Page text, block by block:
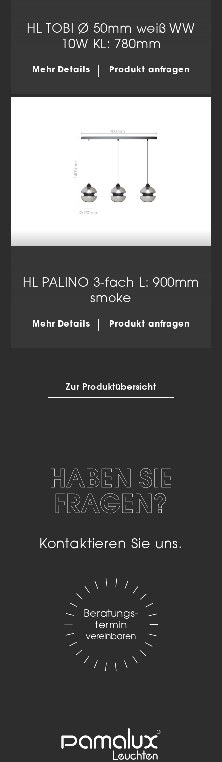
HL TOBI Ø 50mm weiß WW
10W KL: 780mm
Mehr Details Produkt anfragen
HL PALINO 3-fach L: 900mm
smoke
Mehr Details Produkt anfragen
Zur Produktübersicht
HABEN SIE
FRAGEN?
Kontaktieren Sie uns.
Beratungs­
termin
vereinbaren